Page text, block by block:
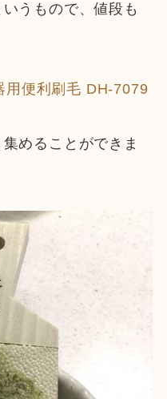
いうもので、値段も
めることができま